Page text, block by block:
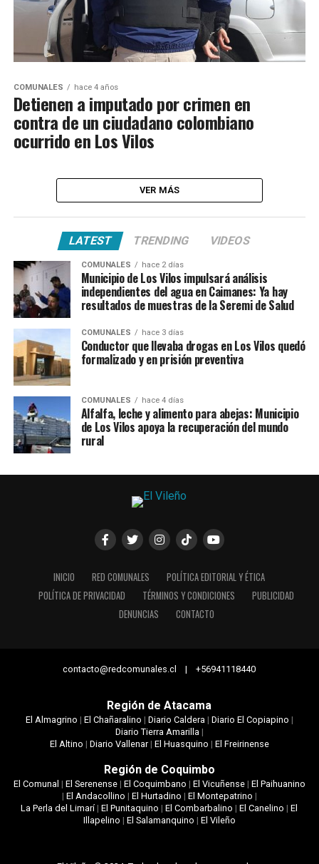
COMUNALES hace 4 años
Detienen a imputado por crimen en
contra de un ciudadano colombiano
ocurrido en Los Vilos
VER MÁS
LATEST TRENDING VIDEOS
COMUNALES hace 2 días
Municipio de Los Vilos impulsará análisis
independientes del agua en Caimanes: Ya hay
resultados de muestras de la Seremi de Salud
COMUNALES hace 3 días
Conductor que llevaba drogas en Los Vilos quedó
formalizado y en prisión preventiva
COMUNALES hace 4 días
Alfalfa, leche y alimento para abejas: Municipio
de Los Vilos apoya la recuperación del mundo
rural
INICIO RED COMUNALES
POLÍTICA EDITORIAL Y ÉTICA
POLÍTICA DE PRIVACIDAD
TÉRMINOS Y CONDICIONES
PUBLICIDAD
DENUNCIAS
CONTACTO
contacto@redcomunales.cl | +56941118440
Región de Atacama
El Almagrino | El Chañaralino | Diario Caldera | Diario El Copiapino |
Diario Tierra Amarilla |
El Altino | Diario Vallenar| El Huasquino | El Freirinense
Región de Coquimbo
El Comunal | El Serenense| El Coquimbano | El Vicuñense| El Paihuanino
| El Andacollino | El Hurtadino | El Montepatrino |
La Perla del Limarí|El Punitaquino |El Combarbalino |El Canelino |El
Illapelino | El Salamanquino | El Vileño